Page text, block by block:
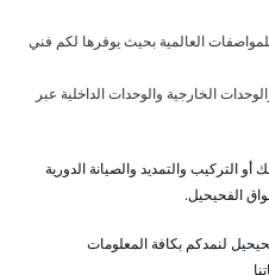
العالمية بحيث يوفرها لكم فني
الخارجية والوحدات الداخلية عبر
التركيب والتمديد والصيانة الدورية
الفحيحيل.
لنمدكم بكافة المعلومات